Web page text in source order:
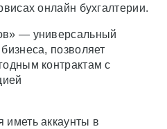
онлайн бухгалтерии.
— универсальный
позволяет
контрактам с
иметь аккаунты в